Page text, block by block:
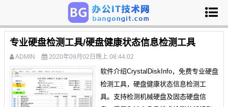
专业硬盘检测工具/硬盘健康状态信息检测工具
ADMIN 2020年09月02日晚上 08:44:02
软件介绍CrystalDiskInfo，免费专业硬盘
检测工具，硬盘健康状态信息检测工
具。支持检测机械硬盘及固态硬盘信